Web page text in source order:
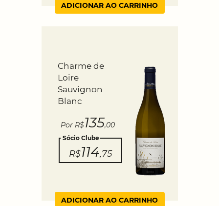
ADICIONAR AO CARRINHO
Charme de
Loire
Sauvignon
Blanc
Por R$135,00
Sócio Clube
R$114,75
ADICIONAR AO CARRINHO